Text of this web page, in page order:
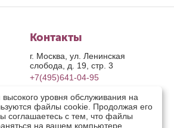
Контакты
г. Москва, ул. Ленинская
слобода, д. 19, стр. 3
+7(495)641-04-95
сб, вс: выходные дни
retail@riolis.ru
Посмотреть на карте
уровня обслуживания на
файлы cookie. Продолжая его
соглашаетесь с тем, что файлы
на вашем компьютере.